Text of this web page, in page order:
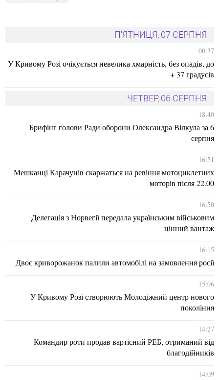
П'ЯТНИЦЯ, 07 СЕРПНЯ
00:37
У Кривому Розі очікується невелика хмарність, без опадів, до
+ 37 градусів
ЧЕТВЕР, 06 СЕРПНЯ
18:40
Брифінг голови Ради оборони Олександра Вілкула за 6
серпня
16:51
Мешканці Карачунів скаржаться на ревіння мотоциклетних
моторів після 22.00
16:50
Делегація з Норвегії передала українським військовим
цінний вантаж
16:15
Двоє криворожанок палили автомобілі на замовлення росії
15:06
У Кривому Розі створюють Молодіжний центр нового
покоління
14:27
Командир роти продав вартісний РЕБ, отриманий від
благодійників
14:09